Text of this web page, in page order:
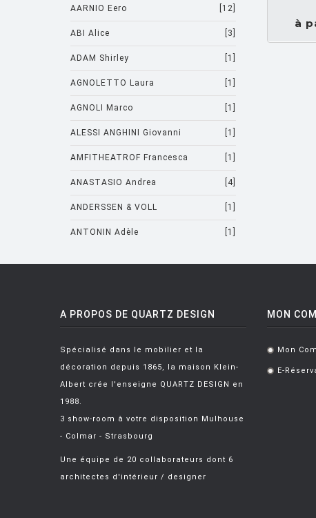
AARNIO Eero [12]
ABI Alice [3]
ADAM Shirley [1]
AGNOLETTO Laura [1]
AGNOLI Marco [1]
ALESSI ANGHINI Giovanni [1]
AMFITHEATROF Francesca [1]
ANASTASIO Andrea [4]
ANDERSSEN & VOLL [1]
ANTONIN Adèle [1]
AULENTI GAE / CASTIGLIONI PIERO
AZUMI Shin
BAAS Maarten
BAGNI Alvino [2]
BALDESSARI & BALDESSARI
à
A PROPOS DE QUARTZ DESIGN
Spécialisé dans le mobilier et la
décoration depuis 1865, la maison Klein-
Albert crée l'enseigne QUARTZ DESIGN en
1988.
3 show-room à votre disposition Mulhouse
- Colmar - Strasbourg
Une équipe de 20 collaborateurs dont 6
architectes d'intérieur / designer
MON
. Mon
. E-